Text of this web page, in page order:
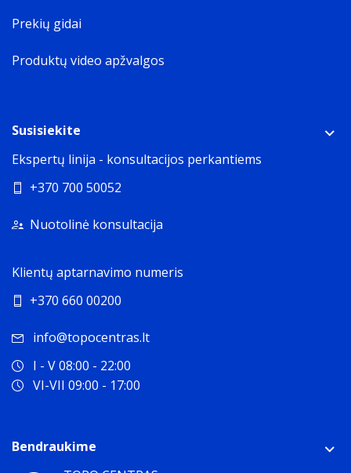
Prekių gidai
Produktų video apžvalgos
Susisiekite
Ekspertų linija - konsultacijos perkantiems
+370 700 50052
Nuotolinė konsultacija
Klientų aptarnavimo numeris
+370 660 00200
info@topocentras.lt
I - V 08:00 - 22:00
VI-VII 09:00 - 17:00
Bendraukime